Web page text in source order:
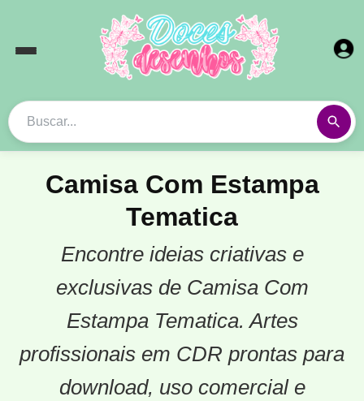
Camisa Com Estampa
Tematica
Encontre ideias criativas e
exclusivas de Camisa Com
Estampa Tematica. Artes
profissionais em CDR prontas para
download, uso comercial e